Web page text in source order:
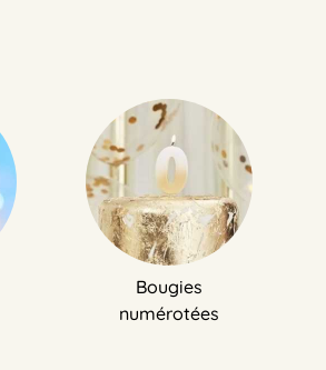
Bougies
numérotées